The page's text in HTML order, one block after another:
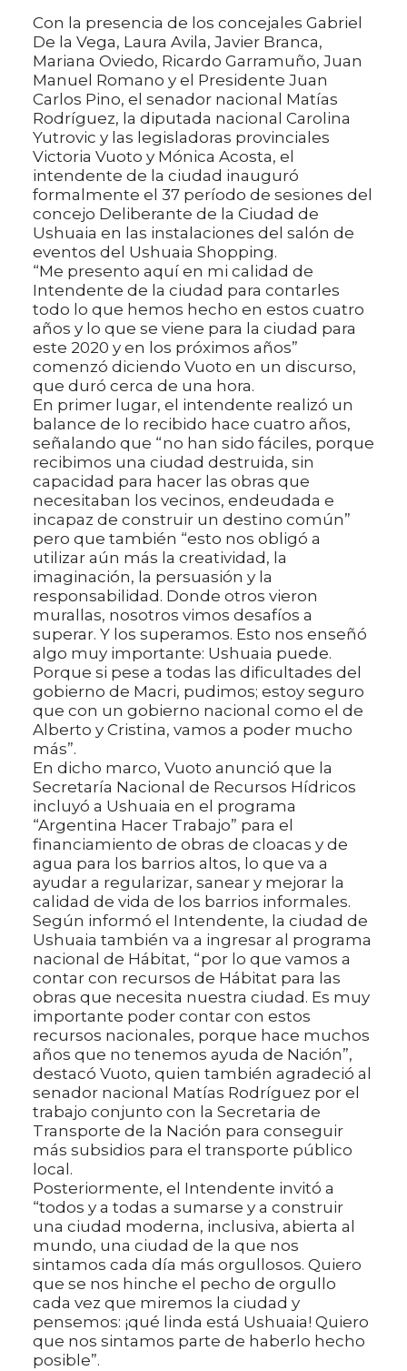
Con la presencia de los concejales Gabriel
De la Vega, Laura Avila, Javier Branca,
Mariana Oviedo, Ricardo Garramuño, Juan
Manuel Romano y el Presidente Juan
Carlos Pino, el senador nacional Matías
Rodríguez, la diputada nacional Carolina
Yutrovic y las legisladoras provinciales
Victoria Vuoto y Mónica Acosta, el
intendente de la ciudad inauguró
formalmente el 37 período de sesiones del
concejo Deliberante de la Ciudad de
Ushuaia en las instalaciones del salón de
eventos del Ushuaia Shopping.
“Me presento aquí en mi calidad de
Intendente de la ciudad para contarles
todo lo que hemos hecho en estos cuatro
años y lo que se viene para la ciudad para
este 2020 y en los próximos años”
comenzó diciendo Vuoto en un discurso,
que duró cerca de una hora.
En primer lugar, el intendente realizó un
balance de lo recibido hace cuatro años,
señalando que “no han sido fáciles, porque
recibimos una ciudad destruida, sin
capacidad para hacer las obras que
necesitaban los vecinos, endeudada e
incapaz de construir un destino común”
pero que también “esto nos obligó a
utilizar aún más la creatividad, la
imaginación, la persuasión y la
responsabilidad. Donde otros vieron
murallas, nosotros vimos desafíos a
superar. Y los superamos. Esto nos enseñó
algo muy importante: Ushuaia puede.
Porque si pese a todas las dificultades del
gobierno de Macri, pudimos; estoy seguro
que con un gobierno nacional como el de
Alberto y Cristina, vamos a poder mucho
más”.
En dicho marco, Vuoto anunció que la
Secretaría Nacional de Recursos Hídricos
incluyó a Ushuaia en el programa
“Argentina Hacer Trabajo” para el
financiamiento de obras de cloacas y de
agua para los barrios altos, lo que va a
ayudar a regularizar, sanear y mejorar la
calidad de vida de los barrios informales.
Según informó el Intendente, la ciudad de
Ushuaia también va a ingresar al programa
nacional de Hábitat, “por lo que vamos a
contar con recursos de Hábitat para las
obras que necesita nuestra ciudad. Es muy
importante poder contar con estos
recursos nacionales, porque hace muchos
años que no tenemos ayuda de Nación”,
destacó Vuoto, quien también agradeció al
senador nacional Matías Rodríguez por el
trabajo conjunto con la Secretaria de
Transporte de la Nación para conseguir
más subsidios para el transporte público
local.
Posteriormente, el Intendente invitó a
“todos y a todas a sumarse y a construir
una ciudad moderna, inclusiva, abierta al
mundo, una ciudad de la que nos
sintamos cada día más orgullosos. Quiero
que se nos hinche el pecho de orgullo
cada vez que miremos la ciudad y
pensemos: ¡qué linda está Ushuaia! Quiero
que nos sintamos parte de haberlo hecho
posible”.